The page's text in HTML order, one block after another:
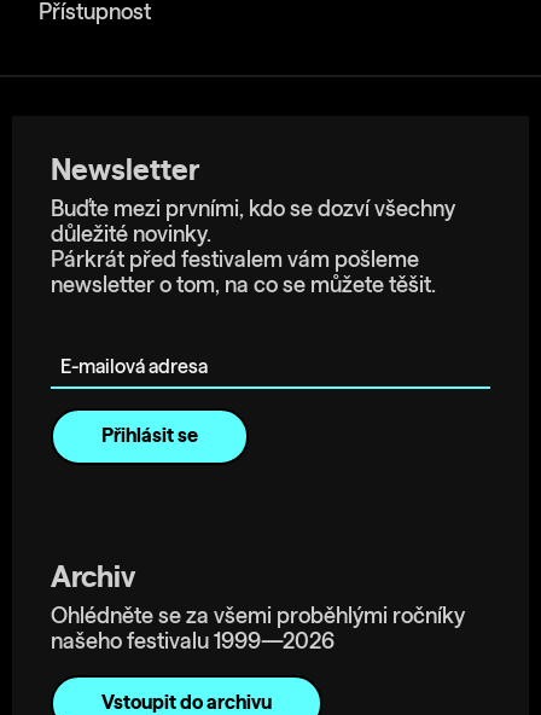
Přístupnost
Newsletter
Buďte mezi prvními, kdo se dozví všechny
důležité novinky.
Párkrát před festivalem vám pošleme
newsletter o tom, na co se můžete těšit.
Archiv
Ohlédněte se za všemi proběhlými ročníky
našeho festivalu 1999—2026
Vstoupit do archivu